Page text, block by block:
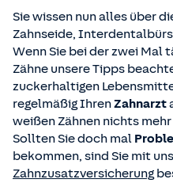
Sie wissen nun alles über
Zahnseide,
Wenn Sie bei der zwei Mal
Zähne unsere Tipps
zuckerhaltigen
regelmäßig IhrenZahnarzt
weißen Zähnen nichts mehr
Sollten Sie doch mal
bekommen, sind Sie mit
Zahnzusatzversicherung